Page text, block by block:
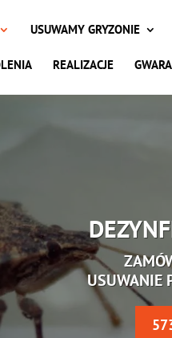
USUWAMY GRYZONIE
REALIZACJE
USUWANIE